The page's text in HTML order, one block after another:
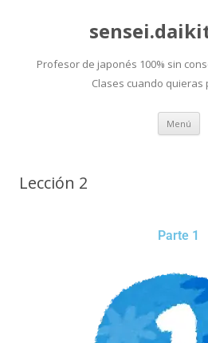
Profesor de japonés 100% sin
Clases cuando quieras
Menú
Lección 2
Parte 1